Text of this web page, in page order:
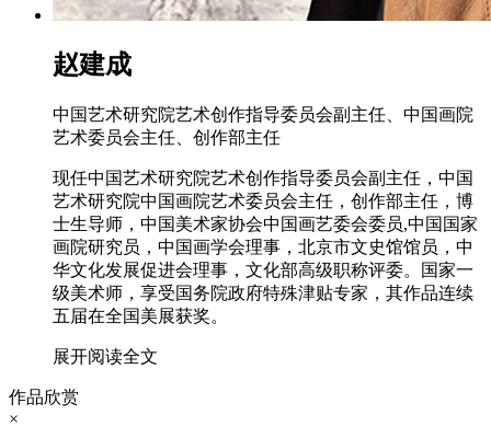
赵建成
中国艺术研究院艺术创作指导委员会副主任、中国画院
艺术委员会主任、创作部主任
现任中国艺术研究院艺术创作指导委员会副主任，中国
艺术研究院中国画院艺术委员会主任，创作部主任，博
士生导师，中国美术家协会中国画艺委会委员,中国国家
画院研究员，中国画学会理事，北京市文史馆馆员，中
华文化发展促进会理事，文化部高级职称评委。国家一
级美术师，享受国务院政府特殊津贴专家，其作品连续
五届在全国美展获奖。
展开阅读全文
作品欣赏
×